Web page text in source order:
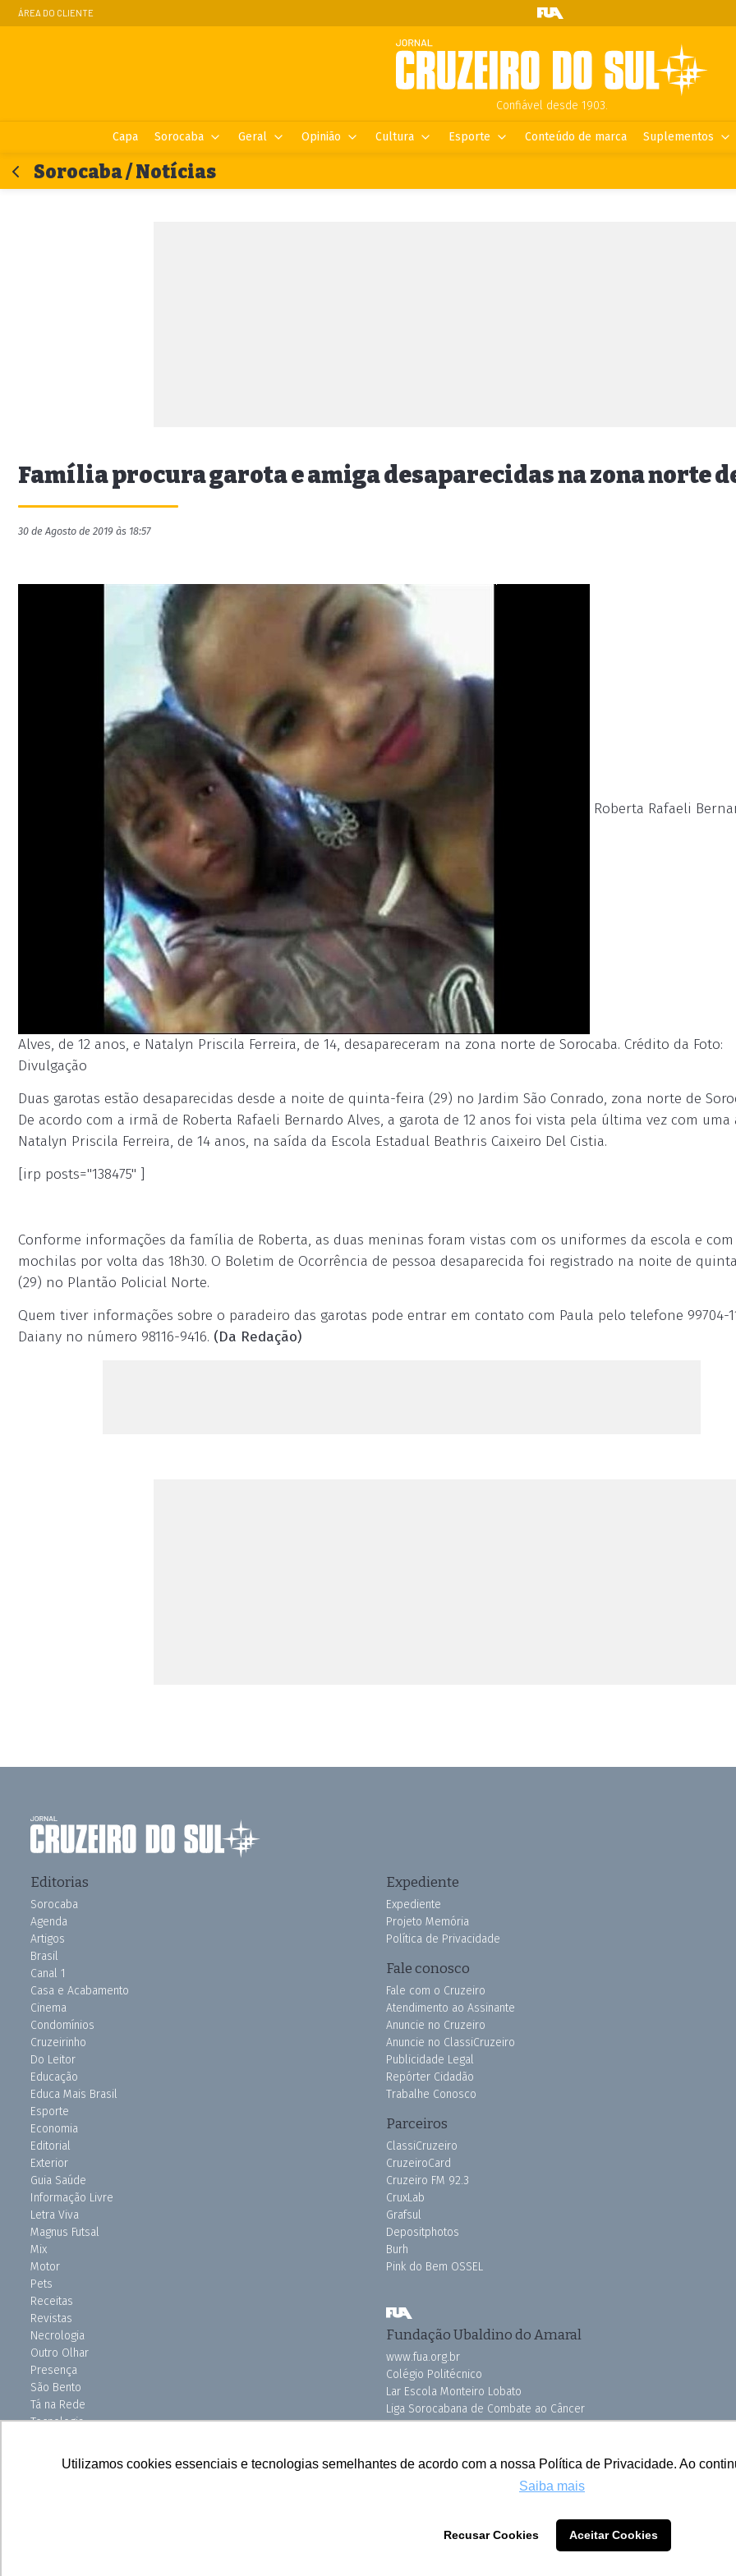
Utilizamos cookies essenciais e tecnologias semelhantes de acordo com a nossa Política de Privacidade. Ao
Saiba mais
Recusar Cookies Aceitar Cookies
ÁREA DO CLIENTE
Confiável desde 1903.
Capa Sorocaba Geral Opinião Cultura Esporte Conteúdo de marca Suplementos
Sorocaba / Notícias
Família procura garota e amiga desaparecidas na zona norte
30 de Agosto de 2019 às 18:57
Roberta Rafaeli
Alves, de 12 anos, e Natalyn Priscila Ferreira, de 14, desapareceram na zona norte de Sorocaba. Crédito da Foto:
Divulgação
Duas garotas estão desaparecidas desde a noite de quinta-feira (29) no Jardim São Conrado, zona norte de
De acordo com a irmã de Roberta Rafaeli Bernardo Alves, a garota de 12 anos foi vista pela última vez com uma
Natalyn Priscila Ferreira, de 14 anos, na saída da Escola Estadual Beathris Caixeiro Del Cistia.
[irp posts="138475" ]
Conforme informações da família de Roberta, as duas meninas foram vistas com os uniformes da escola e com
mochilas por volta das 18h30. O Boletim de Ocorrência de pessoa desaparecida foi registrado na noite de
(29) no Plantão Policial Norte.
Quem tiver informações sobre o paradeiro das garotas pode entrar em contato com Paula pelo telefone 99704-
Daiany no número 98116-9416. (Da Redação)
Editorias
Sorocaba
Agenda
Artigos
Brasil
Canal 1
Casa e Acabamento
Cinema
Condomínios
Cruzeirinho
Do Leitor
Educação
Educa Mais Brasil
Esporte
Economia
Editorial
Exterior
Guia Saúde
Informação Livre
Letra Viva
Magnus Futsal
Mix
Motor
Pets
Receitas
Revistas
Necrologia
Outro Olhar
Presença
São Bento
Tá na Rede
Tecnologia
Uniso Ciência
Expediente
Expediente
Projeto Memória
Política de Privacidade
Fale conosco
Fale com o Cruzeiro
Atendimento ao Assinante
Anuncie no Cruzeiro
Anuncie no ClassiCruzeiro
Publicidade Legal
Repórter Cidadão
Trabalhe Conosco
Parceiros
ClassiCruzeiro
CruzeiroCard
Cruzeiro FM 92.3
CruxLab
Grafsul
Depositphotos
Burh
Pink do Bem OSSEL
Fundação Ubaldino do Amaral
www.fua.org.br
Colégio Politécnico
Lar Escola Monteiro Lobato
Liga Sorocabana de Combate ao Câncer
Vila dos Velhinhos
Todos os direitos reservados © 2025 Cruzeiro do Sul